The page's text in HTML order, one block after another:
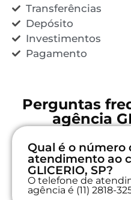
Transferências
Depósito
Investimentos
Pagamento
Perguntas
agência
Qual é o número
atendimento ao
GLICERIO, SP?
O telefone de
agência é (11) 2818-